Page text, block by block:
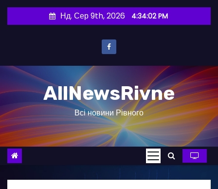
и
о
в
Нд. Сер 9th, 2026 4:34:02 PM
AllNewsRivne
Всі новини Рівного